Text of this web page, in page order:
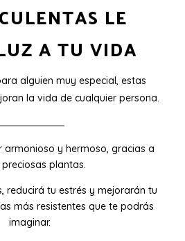
LE
A TU VIDA
alguien muy especial, estas
la vida de cualquier persona.
armonioso y hermoso, gracias a
plantas.
reducirá tu estrés y mejorarán tu
más resistentes que te podrás
imaginar.